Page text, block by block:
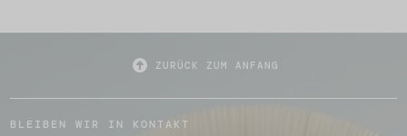
ZURÜCK ZUM ANFANG
BLEIBEN WIR IN KONTAKT